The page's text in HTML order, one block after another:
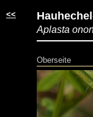
<<
Aplasta
Oberseite